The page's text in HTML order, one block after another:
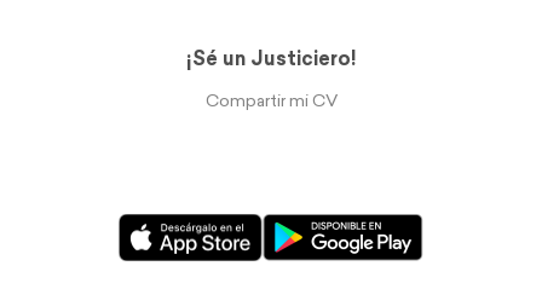
¡Sé un Justiciero!
Compartir mi CV